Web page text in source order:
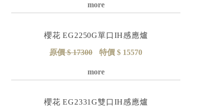
詳細資料
櫻花 EG2250G單口IH感應爐
原價 $ 17300 特價 $ 15570
詳細資料
櫻花 EG2331G雙口IH感應爐